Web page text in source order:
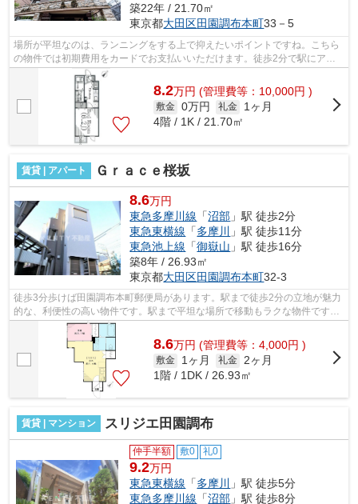
築22年 / 21.70㎡
東京都大田区田園調布本町33－5
場所が平坦なのは、ランニングをする上で抑えたいポイントですね。こちら
の物件では初期費用をカードでお支払いいただけます。徒歩2分で駅にアク
セス可能な、魅力的な駅近物件です。最...
8.2万円 (管理費等：10,000円 )
敷金 0万円 礼金
1ヶ月
4階 / 1K / 21.70㎡
賃貸 | アパート Ｇｒａｃｅ桜坂
8.6万円
東急多摩川線 「沼部 」駅 徒歩2分
東急東横線 「多摩川 」駅 徒歩11分
東急池上線 「御嶽山 」駅 徒歩16分
築8年 / 26.93㎡
東京都大田区田園調布本町32-3
徒歩3分歩けば田園調布本町郵便局があります。駅まで徒歩2分の立地が魅力
的な、利便性の高い物件です。駅まで平坦な場所で移動もラクな物件です。
こちらは初期費用をカードでお支払い...
8.6万円 (管理費等：4,000円 )
敷金 1ヶ月 礼金
2ヶ月
1階 / 1DK / 26.93㎡
賃貸 | マンション スリジエ田園調布
仲手半額 敷0 礼0
9.2万円
東急東横線 「多摩川
」駅 徒歩5分
東急多摩川線 「沼部 」駅 徒歩8分